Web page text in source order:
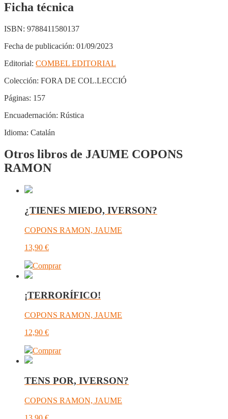
Ficha técnica
ISBN: 9788411580137
Fecha de publicación: 01/09/2023
Editorial: COMBEL EDITORIAL
Colección: FORA DE COL.LECCIÓ
Páginas: 157
Encuadernación: Rústica
Idioma: Catalán
Otros libros de JAUME COPONS
RAMON
¿TIENES MIEDO, IVERSON?
COPONS RAMON, JAUME
13,90 €
Comprar
¡TERRORÍFICO!
COPONS RAMON, JAUME
12,90 €
Comprar
TENS POR, IVERSON?
COPONS RAMON, JAUME